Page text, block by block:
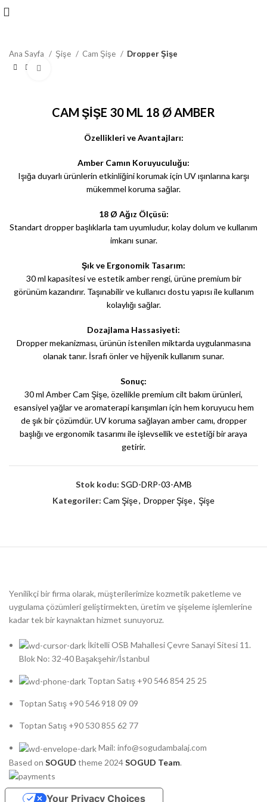
Ana Sayfa Şişe Cam Şişe
Dropper Şişe
CAM ŞİŞE 30 ML 18 Ø AMBER
Özellikleri ve Avantajları:
Amber Camın Koruyuculuğu:
Işığa duyarlı ürünlerin etkinliğini korumak için UV ışınlarına karşı
mükemmel koruma sağlar.
18 Ø Ağız Ölçüsü:
Standart dropper başlıklarla tam uyumludur, kolay dolum ve kullanım
imkanı sunar.
Şık ve Ergonomik Tasarım:
30 ml kapasitesi ve estetik amber rengi, ürüne premium bir
görünüm kazandırır. Taşınabilir ve kullanıcı dostu yapısı ile kullanım
kolaylığı sağlar.
Dozajlama Hassasiyeti:
Dropper mekanizması, ürünün istenilen miktarda uygulanmasına
olanak tanır. İsrafı önler ve hijyenik kullanım sunar.
Sonuç:
30 ml Amber Cam Şişe, özellikle premium cilt bakım ürünleri,
esansiyel yağlar ve aromaterapi karışımları için hem koruyucu hem
de şık bir çözümdür. UV koruma sağlayan amber camı, dropper
başlığı ve ergonomik tasarımı ile işlevsellik ve estetiği bir araya
getirir.
Stok kodu: SGD-DRP-03-AMB
Kategoriler: Cam Şişe, Dropper Şişe, Şişe
Yenilikçi bir firma olarak, müşterilerimize kozmetik paketleme ve
uygulama çözümleri geliştirmekten, üretim ve şişeleme işlemlerine
kadar tek bir kaynaktan hizmet sunuyoruz.
İkitelli OSB Mahallesi Çevre Sanayi Sitesi 11.
Blok No: 32-40 Başakşehir/İstanbul
Toptan Satış +90 546 854 25 25
Toptan Satış +90 546 918 09 09
Toptan Satış +90 530 855 62 77
Mail: info@sogudambalaj.com
Based on SOGUD theme 2024SOGUD Team.
Your Privacy Choices